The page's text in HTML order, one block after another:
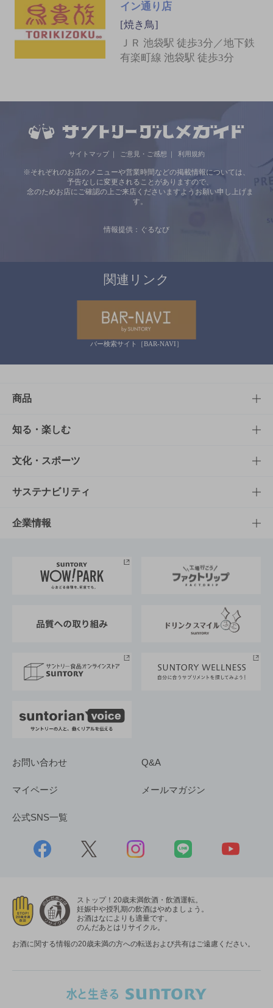
イン通り店
[焼き鳥]
ＪＲ 池袋駅 徒歩3分／地下鉄
有楽町線 池袋駅 徒歩3分
サイトマップ ご意見・ご感想 利用規約
※それぞれのお店のメニューや営業時間などの掲載情報については、
予告なしに変更されることがありますので、
念のためお店にご確認の上ご来店くださいますようお願い申し上げま
す。
情報提供：ぐるなび
関連リンク
バー検索サイト［BAR-NAVI］
商品
商品TOP
商品一覧
商品発売情報
栄養成分一覧
知る・楽しむ
知る・楽しむTOP
キャンペーン
工場見学
地域情報
文化・スポーツ
文化・スポーツTOP
サントリーホール
サントリーサンバーズ大阪
サステナビリティ
サステナビリティTOP
サントリーが考えるサステナビリティ経営
企業情報
企業概要
採用情報
お問い合わせ Q&A
マイページ メールマガジン
公式SNS一覧
ストップ！20歳未満飲酒・飲酒運転。
妊娠中や授乳期の飲酒はやめましょう。
お酒はなによりも適量です。
のんだあとはリサイクル。
お酒に関する情報の20歳未満の方への転送および共有はご遠慮ください。